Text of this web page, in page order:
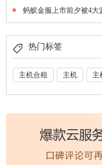
蚂蚁金服上市前夕被4大
热门标签
主机合租 主机 主